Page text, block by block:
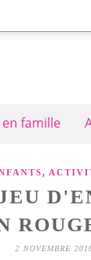
famille
,
2 NOVEMBRE